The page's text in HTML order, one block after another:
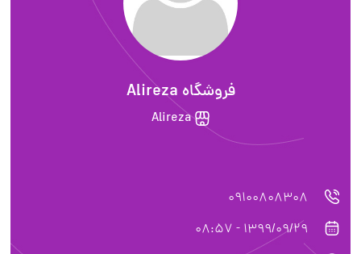
فروشگاه Alireza
Alireza
09100808308
1399/09/29 - 08:57